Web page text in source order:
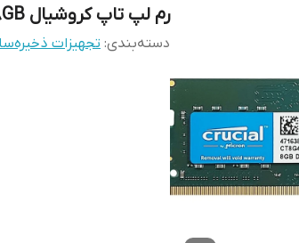
رم لپ تاپ کروشیال DDR4 3200MHZ 8GB
دسته‌بندی: تجهیزات